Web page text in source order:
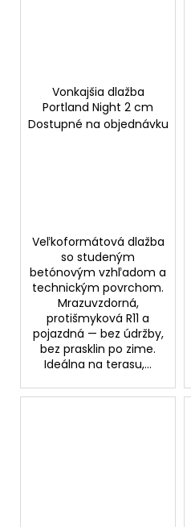
Vonkajšia dlažba
Portland Night 2 cm
Dostupné na objednávku
Veľkoformátová dlažba
so studeným
betónovým vzhľadom a
technickým povrchom.
Mrazuvzdorná,
protišmyková R11 a
pojazdná — bez údržby,
bez prasklin po zime.
Ideálna na terasu,...